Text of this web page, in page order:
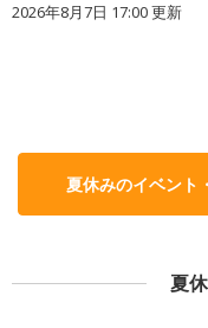
2026年8月7日 17:00更新
夏休みのイベント
夏